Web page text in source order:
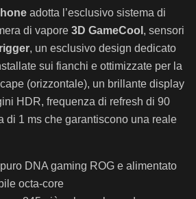
adotta l’esclusivo sistema di
di vapore 3D GameCool , sensori
, un esclusivo design dedicato
sui fianchi e ottimizzate per la
(orizzontale), un brillante display
HDR, frequenza di refresh di 90
di 1 ms che garantiscono una reale
DNA gaming ROG e alimentato
octa-core